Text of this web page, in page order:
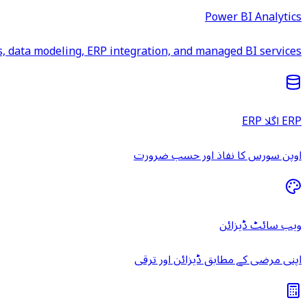
Power BI Analytics
data modeling, ERP integration, and managed BI services.
ERP اگلا ERP
اوپن سورس کا نفاذ اور حسب ضرورت
ویب سائٹ ڈیزائن
اپنی مرضی کے مطابق ڈیزائن اور ترقی